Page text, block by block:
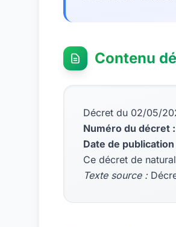
Contenu
Décret du 02/05/
Numéro du décret :
Date de publication
Ce décret de
Texte source :